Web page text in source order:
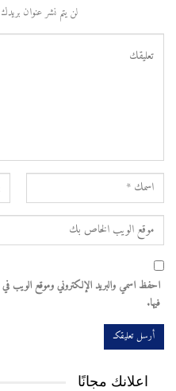
لن يتم نشر عنوان
احفظ اسمي والبريد الإلكتروني وموقع الويب في
فيها.
اعلانك مجانًا